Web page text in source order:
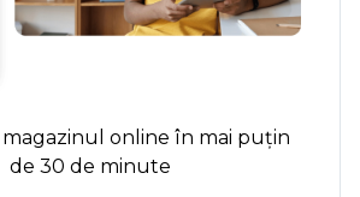
magazinul online în mai puțin
de 30 de minute